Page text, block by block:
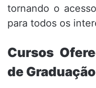
tornando o
para todos os
Cursos
de Graduação